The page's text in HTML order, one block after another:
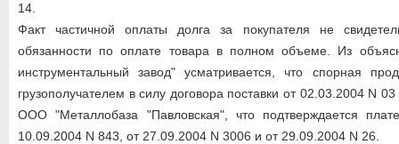
14.
Факт частичной оплаты долга за покупателя не
обязанности по оплате товара в полном объеме. Из
инструментальный завод" усматривается, что спорная
грузополучателем в силу договора поставки от 02.03.2004 N
ООО "Металлобаза "Павловская", что подтверждается
10.09.2004 N 843, от 27.09.2004 N 3006 и от 29.09.2004 N 26.